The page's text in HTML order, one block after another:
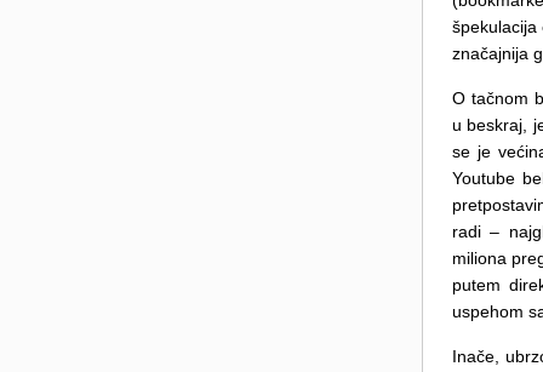
špekulacija
značajnija
O tačnom
u beskraj,
se je
Youtube
radi –
miliona
putem
uspehom
Inače,